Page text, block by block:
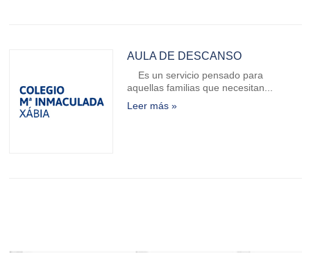
AULA DE DESCANSO
Es un servicio pensado para
aquellas familias que necesitan...
Leer más »